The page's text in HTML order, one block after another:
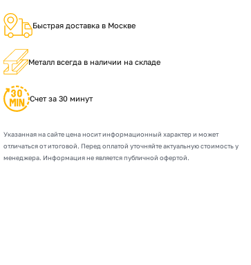
Быстрая доставка в Москве
Металл всегда в наличии на складе
Счет за 30 минут
Указанная на сайте цена носит информационный характер и может
отличаться от итоговой. Перед оплатой уточняйте актуальную стоимость у
менеджера. Информация не является публичной офертой.